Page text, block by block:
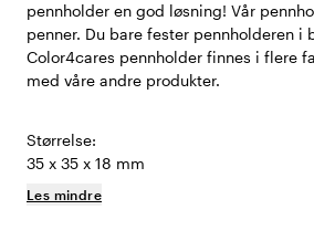
pennholder en god løsning! Vår
penner. Du bare fester pennholderen i
Color4cares pennholder finnes i flere
med våre andre produkter.
Størrelse:
35 x 35 x 18 mm
Les mindre